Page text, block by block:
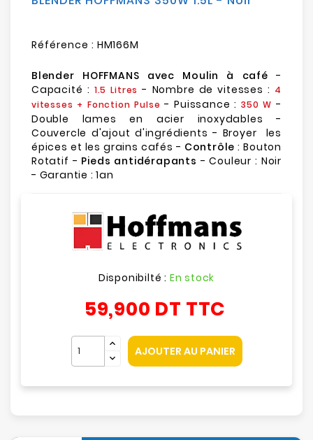
Référence : HM166M
Blender HOFFMANS avec Moulin à café -
Capacité : 1.5 Litres - Nombre de vitesses : 4
vitesses + Fonction Pulse- Puissance : 350 W -
Double lames en acier inoxydables -
Couvercle d'ajout d'ingrédients - Broyer les
épices et les grains cafés - Contrôle : Bouton
Rotatif - Pieds antidérapants - Couleur : Noir
- Garantie : 1an
Disponibilté : En stock
59,900 DT TTC
AJOUTER AU PANIER